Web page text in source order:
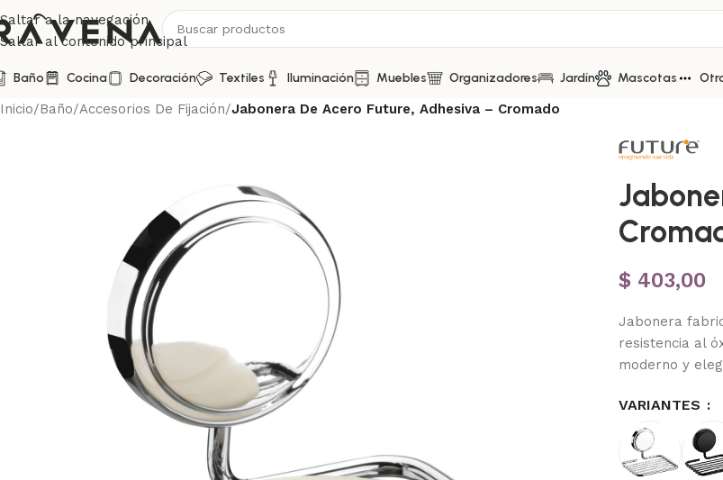
Saltar a la navegación
Saltar al contenido principal
Baño Cocina Decoración Textiles Iluminación Muebles Organizadores Jardín Mascotas
Inicio/Baño/Accesorios De Fijación/Jabonera De Acero Future, Adhesiva – Cromado
$ 403,00
Jabonera
resistencia al
moderno y
VARIANTES